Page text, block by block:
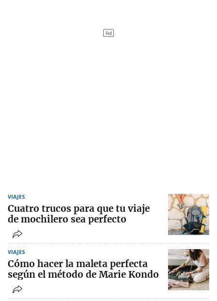
VIAJES
Cuatro trucos para que tu viaje
de mochilero sea perfecto
VIAJES
Cómo hacer la maleta perfecta
según el método de Marie Kondo